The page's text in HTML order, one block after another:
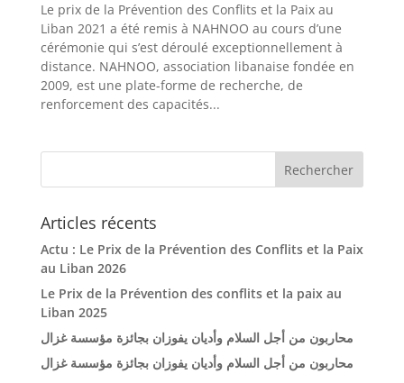
Le prix de la Prévention des Conflits et la Paix au
Liban 2021 a été remis à NAHNOO au cours d’une
cérémonie qui s’est déroulé exceptionnellement à
distance. NAHNOO, association libanaise fondée en
2009, est une plate-forme de recherche, de
renforcement des capacités...
Articles récents
Actu : Le Prix de la Prévention des Conflits et la Paix
au Liban 2026
Le Prix de la Prévention des conflits et la paix au
Liban 2025
محاربون من أجل السلام وأديان يفوزان بجائزة مؤسسة غزال
محاربون من أجل السلام وأديان يفوزان بجائزة مؤسسة غزال